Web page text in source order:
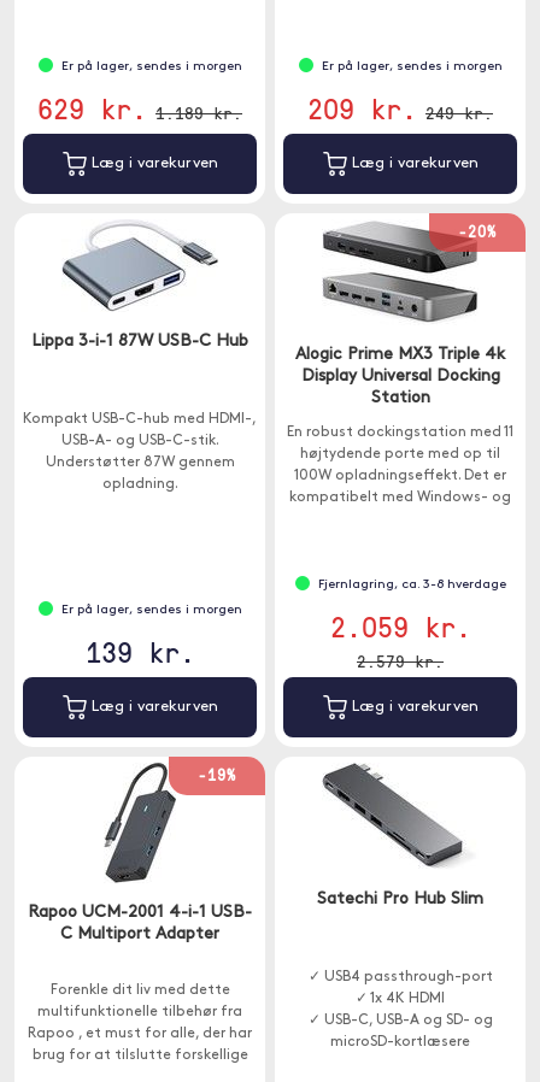
Er på lager, sendes i morgen
629 kr. 1.189 kr.
Læg i varekurven
Er på lager, sendes i morgen
209 kr. 249 kr.
Læg i varekurven
Lippa 3-i-1 87W USB-C Hub
Kompakt USB-C-hub med HDMI-,
USB-A- og USB-C-stik.
Understøtter 87W gennem
opladning.
Er på lager, sendes i morgen
139 kr.
Læg i varekurven
-20%
Alogic Prime MX3 Triple 4k
Display Universal Docking
Station
En robust dockingstation med 11
højtydende porte med op til
100W opladningseffekt. Det er
kompatibelt med Windows- og
Fjernlagring, ca. 3-8 hverdage
2.059 kr.
2.579 kr.
Læg i varekurven
-19%
Rapoo UCM-2001 4-i-1 USB-
C Multiport Adapter
Forenkle dit liv med dette
multifunktionelle tilbehør fra
Rapoo , et must for alle, der har
brug for at tilslutte forskellige
Satechi Pro Hub Slim
✓ USB4 passthrough-port
✓ 1x 4K HDMI
✓ USB-C, USB-A og SD- og
microSD-kortlæsere